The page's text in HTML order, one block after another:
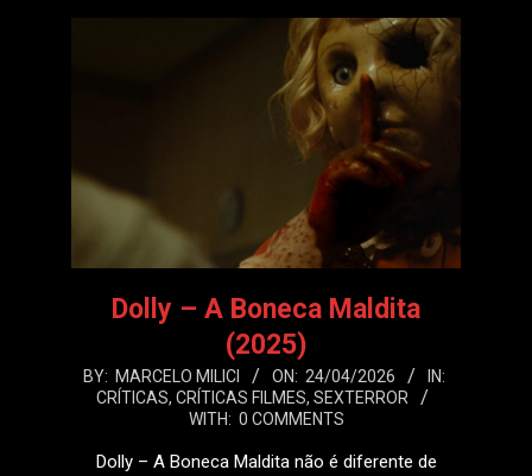
Dolly – A Boneca Maldita
(2025)
2026-
BY: MARCELO MILICI ON: 24/04/2026
IN:
CRÍTICAS, CRÍTICAS FILMES, SEXTERROR
WITH: 0 COMMENTS
Dolly – A Boneca Maldita não é diferente de